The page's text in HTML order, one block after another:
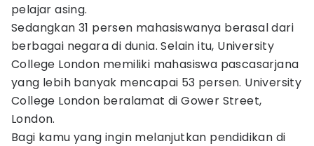
pelajar asing.
Sedangkan 31 persen mahasiswanya berasal dari
berbagai negara di dunia. Selain itu, University
College London memiliki mahasiswa pascasarjana
yang lebih banyak mencapai 53 persen. University
College London beralamat di Gower Street,
London.
Bagi kamu yang ingin melanjutkan pendidikan di